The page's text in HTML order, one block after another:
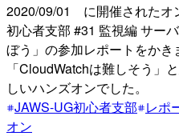
2020/09/01 に開催されたオ
初心者支部 #31 監視編 サー
ぼう」の参加レポートをか
「CloudWatchは難しそう」
しいハンズオンでした。
JAWS-UG初心者支部 レポ
オン